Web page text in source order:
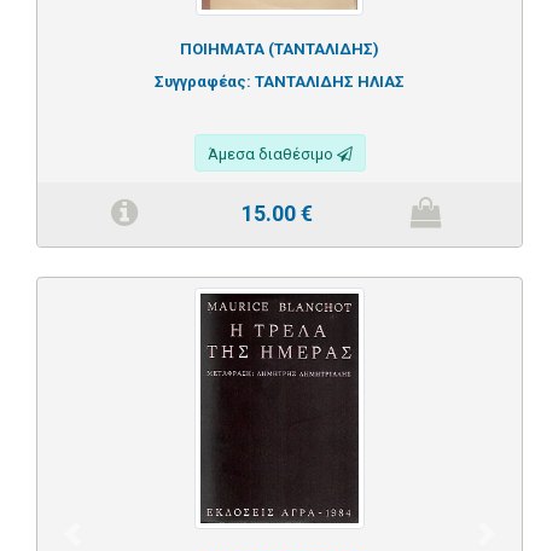
ΠΟΙΗΜΑΤΑ (ΤΑΝΤΑΛΙΔΗΣ)
Συγγραφέας: ΤΑΝΤΑΛΙΔΗΣ ΗΛΙΑΣ
Άμεσα διαθέσιμο
15.00€